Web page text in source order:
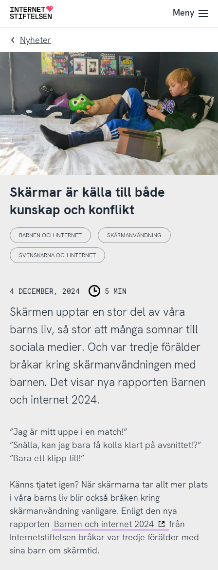
Till
navigering
Till
innehåll
Till
Meny
Nyheter
Skärmar är källa till både
kunskap och konflikt
BARNEN OCH INTERNET SKÄRMANVÄNDNING
SVENSKARNA OCH INTERNET
4 DECEMBER, 2024 5 MIN
Skärmen upptar en stor del av våra
barns liv, så stor att många somnar till
sociala medier. Och var tredje förälder
bråkar kring skärmanvändningen med
barnen. Det visar nya rapporten Barnen
och internet 2024.
”Jag är mitt uppe i en match!”
”Snälla, kan jag bara få kolla klart på avsnittet!?”
”Bara ett klipp till!”
Känns tjatet igen? När skärmarna tar allt mer plats
i våra barns liv blir också bråken kring
skärmanvändning vanligare. Enligt den nya
rapporten Barnen och internet 2024
från
Internetstiftelsen bråkar var tredje förälder med
sina barn om skärmtid.